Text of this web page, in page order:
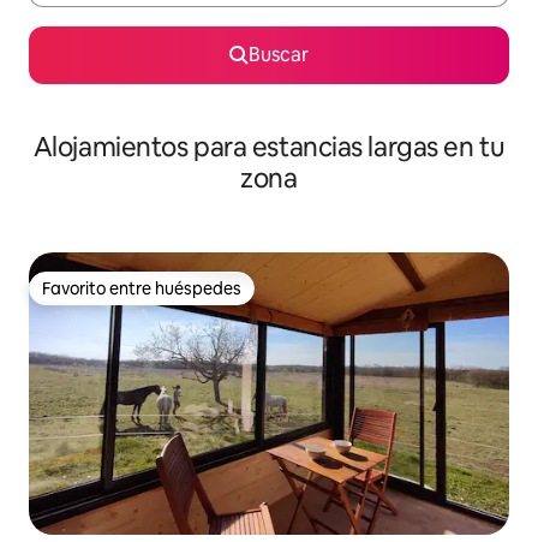
Buscar
Alojamientos para estancias largas en tu
zona
Favorito entre huéspedes
Favorito entre huéspedes